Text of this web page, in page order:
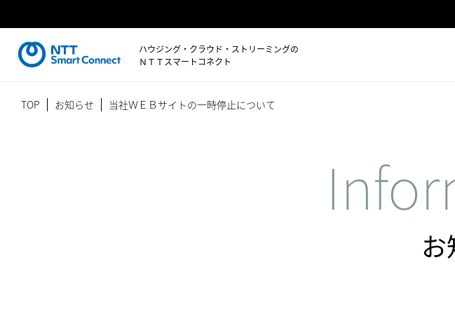
ハウジング・クラウド・ストリーミングの
ＮＴＴスマートコネクト
TOP お知らせ 当社ＷＥＢサイトの一時停止について
お